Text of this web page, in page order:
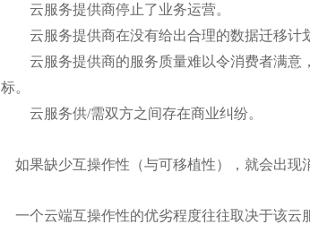
云服务提供商停止了业务运营。
云服务提供商在没有给出合理的数据迁移计
云服务提供商的服务质量难以令消费者满意
标。
云服务供/需双方之间存在商业纠纷。
如果缺少互操作性（与可移植性），就会出现
一个云端互操作性的优劣程度往往取决于该云